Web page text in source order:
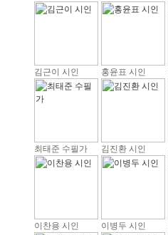
김근이 시인 홍윤표 시인
최태준 수필가 김진환 시인
이찬용 시인 이병두 시인